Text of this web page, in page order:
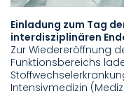
Einladung zum Tag
interdisziplinären
Zur Wiedereröffnung
Funktionsbereichs
Intensivmedizin